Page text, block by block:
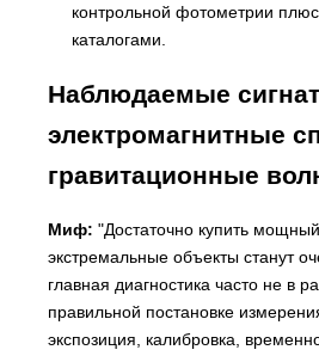
контрольной фотометрии
каталогами.
Наблюдаемые
электромагнитные
гравитационные
Миф: "Достаточно купить
экстремальные объекты станут
главная диагностика часто не в
правильной постановке
экспозиция, калибровка,